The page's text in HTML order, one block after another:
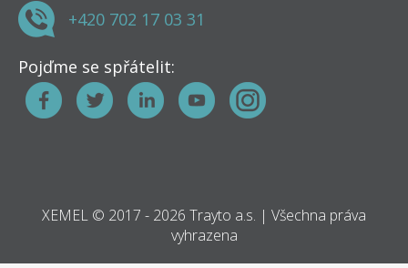
+420 702 17 03 31
Pojďme se spřátelit:
XEMEL © 2017 - 2026 Trayto a.s. | Všechna práva
vyhrazena